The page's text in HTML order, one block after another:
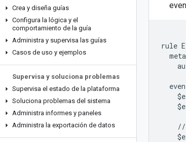
Crea y diseña guías
Configura la lógica y el
comportamiento de la guía
Administra y supervisa las guías
Casos de uso y ejemplos
Supervisa y soluciona problemas
Supervisa el estado de la plataforma
Soluciona problemas del sistema
Administra informes y paneles
Administra la exportación de datos
rule